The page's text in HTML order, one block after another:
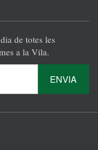
de totes les
a la Vila.
ENVIA